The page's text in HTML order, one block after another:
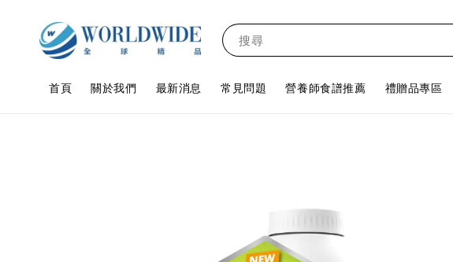
搜尋
首頁 關於我們 最新消息 常見問題 營養師食譜推薦 禮贈品專區